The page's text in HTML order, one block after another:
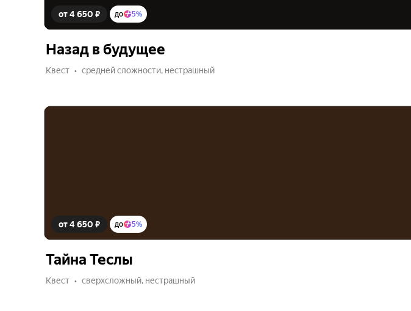
от 4 650 ₽ до 5%
Назад в будущее
Квест средней сложности, нестрашный
от 4 650 ₽ до 5%
Тайна Теслы
Квест сверхсложный, нестрашный